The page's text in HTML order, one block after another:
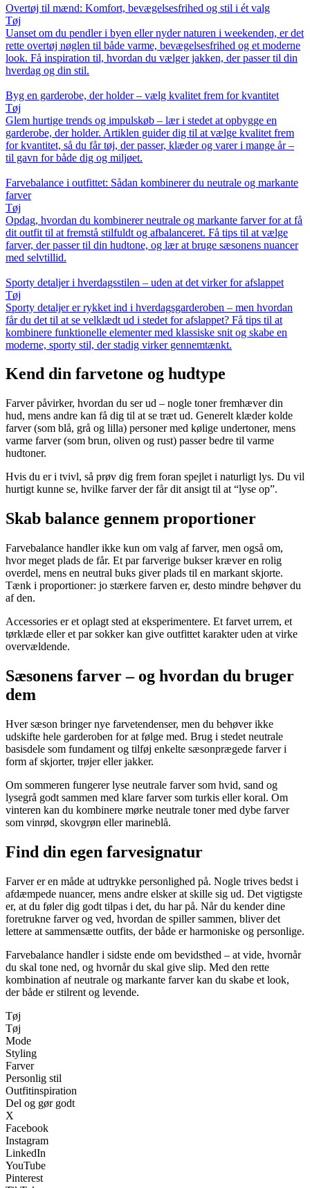
Overtøj til mænd: Komfort, bevægelsesfrihed og stil i ét valg
Tøj
Uanset om du pendler i byen eller nyder naturen i weekenden, er det
rette overtøj nøglen til både varme, bevægelsesfrihed og et moderne
look. Få inspiration til, hvordan du vælger jakken, der passer til din
hverdag og din stil.
Byg en garderobe, der holder – vælg kvalitet frem for kvantitet
Tøj
Glem hurtige trends og impulskøb – lær i stedet at opbygge en
garderobe, der holder. Artiklen guider dig til at vælge kvalitet frem
for kvantitet, så du får tøj, der passer, klæder og varer i mange år –
til gavn for både dig og miljøet.
Farvebalance i outfittet: Sådan kombinerer du neutrale og markante
farver
Tøj
Opdag, hvordan du kombinerer neutrale og markante farver for at få
dit outfit til at fremstå stilfuldt og afbalanceret. Få tips til at vælge
farver, der passer til din hudtone, og lær at bruge sæsonens nuancer
med selvtillid.
Sporty detaljer i hverdagsstilen – uden at det virker for afslappet
Tøj
Sporty detaljer er rykket ind i hverdagsgarderoben – men hvordan
får du det til at se velklædt ud i stedet for afslappet? Få tips til at
kombinere funktionelle elementer med klassiske snit og skabe en
moderne, sporty stil, der stadig virker gennemtænkt.
Kend din farvetone og hudtype
Farver påvirker, hvordan du ser ud – nogle toner fremhæver din
hud, mens andre kan få dig til at se træt ud. Generelt klæder kolde
farver (som blå, grå og lilla) personer med kølige undertoner, mens
varme farver (som brun, oliven og rust) passer bedre til varme
hudtoner.
Hvis du er i tvivl, så prøv dig frem foran spejlet i naturligt lys. Du vil
hurtigt kunne se, hvilke farver der får dit ansigt til at “lyse op”.
Skab balance gennem proportioner
Farvebalance handler ikke kun om valg af farver, men også om,
hvor meget plads de får. Et par farverige bukser kræver en rolig
overdel, mens en neutral buks giver plads til en markant skjorte.
Tænk i proportioner: jo stærkere farven er, desto mindre behøver du
af den.
Accessories er et oplagt sted at eksperimentere. Et farvet urrem, et
tørklæde eller et par sokker kan give outfittet karakter uden at virke
overvældende.
Sæsonens farver – og hvordan du bruger
dem
Hver sæson bringer nye farvetendenser, men du behøver ikke
udskifte hele garderoben for at følge med. Brug i stedet neutrale
basisdele som fundament og tilføj enkelte sæsonprægede farver i
form af skjorter, trøjer eller jakker.
Om sommeren fungerer lyse neutrale farver som hvid, sand og
lysegrå godt sammen med klare farver som turkis eller koral. Om
vinteren kan du kombinere mørke neutrale toner med dybe farver
som vinrød, skovgrøn eller marineblå.
Find din egen farvesignatur
Farver er en måde at udtrykke personlighed på. Nogle trives bedst i
afdæmpede nuancer, mens andre elsker at skille sig ud. Det vigtigste
er, at du føler dig godt tilpas i det, du har på. Når du kender dine
foretrukne farver og ved, hvordan de spiller sammen, bliver det
lettere at sammensætte outfits, der både er harmoniske og personlige.
Farvebalance handler i sidste ende om bevidsthed – at vide, hvornår
du skal tone ned, og hvornår du skal give slip. Med den rette
kombination af neutrale og markante farver kan du skabe et look,
der både er stilrent og levende.
Tøj
Tøj
Mode
Styling
Farver
Personlig stil
Outfitinspiration
Del og gør godt
X
Facebook
Instagram
LinkedIn
YouTube
Pinterest